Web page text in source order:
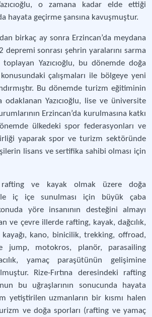
o zamana kadar elde ettiği
hayata geçirme şansına kavuşmuştur.
birkaç ay sonra Erzincan’da meydana
sonrası şehrin yaralarını sarma
Yazıcıoğlu, bu dönemde doğa
çalışmaları ile bölgeye yeni
Bu dönemde turizm eğitiminin
odaklanan Yazıcıoğlu, lise ve üniversite
Erzincan’da kurulmasına katkı
ülkedeki spor federasyonları ve
yaparak spor ve turizm sektöründe
lisans ve sertifika sahibi olması için
rafting ve kayak olmak üzere doğa
iç içe sunulması için büyük çaba
yöre insanının desteğini almayı
ve çevre illerde rafting, kayak, dağcılık,
kayağı, kano, binicilik, trekking, offroad,
jump, motokros, planör, parasailing
yamaç paraşütünün gelişimine
Rize-Fırtına deresindeki rafting
bu uğraşlarının sonucunda hayata
yetiştirilen uzmanların bir kısmı halen
ve doğa sporları (rafting ve yamaç